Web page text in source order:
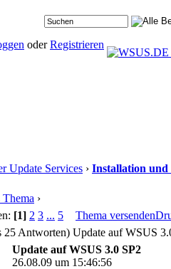
oderRegistrieren
Update Services › Installation
Thema ›
[1] 2 3 ... 5 Thema versenden
Update auf WSUS
Update auf WSUS 3.0 SP2
26.08.09 um 15:46:56